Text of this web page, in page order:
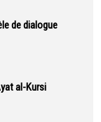
de dialogue
al-Kursi